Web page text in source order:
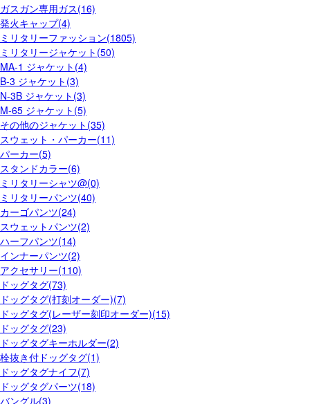
ガスガン専用ガス(16)
発火キャップ(4)
ミリタリーファッション(1805)
ミリタリージャケット(50)
MA-1 ジャケット(4)
B-3 ジャケット(3)
N-3B ジャケット(3)
M-65 ジャケット(5)
その他のジャケット(35)
スウェット・パーカー(11)
パーカー(5)
スタンドカラー(6)
ミリタリーシャツ@(0)
ミリタリーパンツ(40)
カーゴパンツ(24)
スウェットパンツ(2)
ハーフパンツ(14)
インナーパンツ(2)
アクセサリー(110)
ドッグタグ(73)
ドッグタグ(打刻オーダー)(7)
ドッグタグ(レーザー刻印オーダー)(15)
ドッグタグ(23)
ドッグタグキーホルダー(2)
栓抜き付ドッグタグ(1)
ドッグタグナイフ(7)
ドッグタグパーツ(18)
バングル(3)